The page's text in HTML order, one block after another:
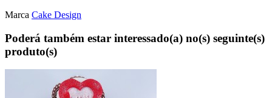
Marca Cake Design
Poderá também estar interessado(a) no(s) seguinte(s)
produto(s)